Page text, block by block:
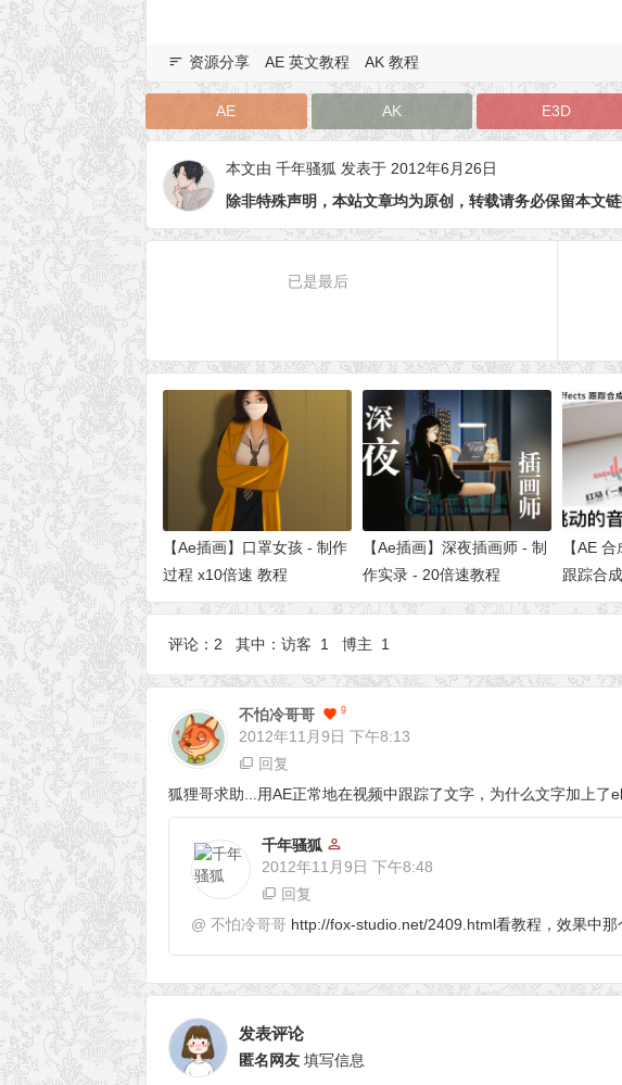
资源分享 AE 英文教程 AK 教程
AE AK E3D
本文由千年骚狐 发表于 2012年6月26日
除非特殊声明，本站文章均为原创，转载请务必保留本文
已是最后
【Ae插画】口罩女孩 - 制作
过程 x10倍速 教程
【Ae插画】深夜插画师 - 制
作实录 - 20倍速教程
【AE
跟踪合
评论：2 其中：访客 1 博主 1
不怕冷哥哥 9
2012年11月9日下午8:13
回复
狐狸哥求助...用AE正常地在视频中跟踪了文字，为什么文字加上了
千年骚狐
2012年11月9日下午8:48
回复
@不怕冷哥哥 http://fox-studio.net/2409.html看教程，效果中那
发表评论
匿名网友 填写信息